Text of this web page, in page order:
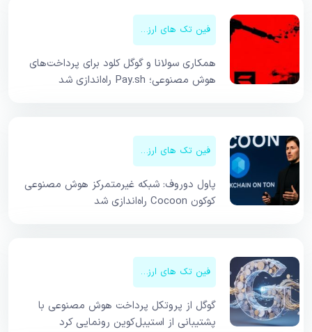
فین تک های ارزهای دیجیتال
همکاری سولانا و گوگل کلود برای پرداخت‌های
هوش مصنوعی؛ Pay.sh راه‌اندازی شد
فین تک های ارزهای دیجیتال
پاول دوروف: شبکه غیرمتمرکز هوش مصنوعی
کوکون Cocoon راه‌اندازی شد
فین تک های ارزهای دیجیتال
گوگل از پروتکل پرداخت هوش مصنوعی با
پشتیبانی از استیبل‌کوین رونمایی کرد